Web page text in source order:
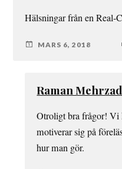
Hälsningar från en Real-
MARS 6, 2018
Raman Mehrzad
Otroligt bra frågor! Vi
motiverar sig på
hur man gör.